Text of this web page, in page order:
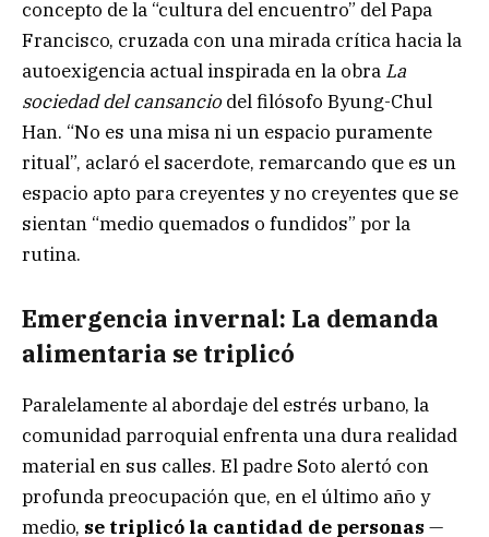
concepto de la “cultura del encuentro” del Papa
Francisco, cruzada con una mirada crítica hacia la
autoexigencia actual inspirada en la obra La
sociedad del cansancio del filósofo Byung-Chul
Han. “No es una misa ni un espacio puramente
ritual”, aclaró el sacerdote, remarcando que es un
espacio apto para creyentes y no creyentes que se
sientan “medio quemados o fundidos” por la
rutina.
Emergencia invernal: La demanda
alimentaria se triplicó
Paralelamente al abordaje del estrés urbano, la
comunidad parroquial enfrenta una dura realidad
material en sus calles. El padre Soto alertó con
profunda preocupación que, en el último año y
medio, se triplicó la cantidad de personas —